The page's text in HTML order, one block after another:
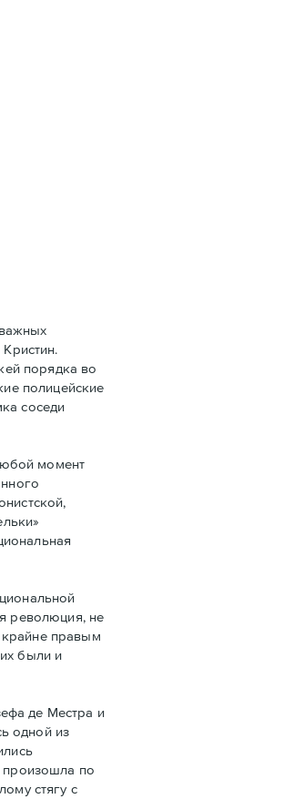
порядка во
полицейские
соседи
момент
революция, не
крайне правым
были и
де Местра и
одной из
произошла по
стягу с